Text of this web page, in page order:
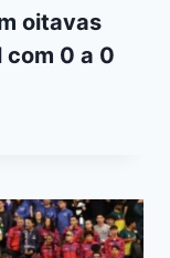
oitavas
com 0 a 0